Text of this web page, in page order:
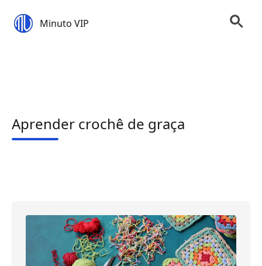
Minuto VIP
Aprender crochê de graça